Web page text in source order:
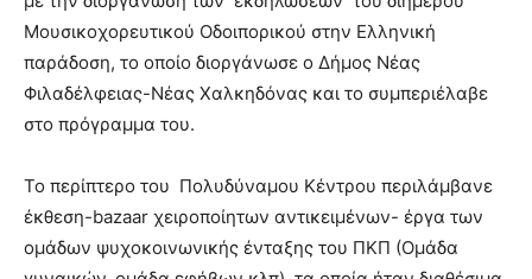
Μουσικοχορευτικού Οδοιπορικού στην Ελληνική
παράδοση, το οποίο διοργάνωσε ο Δήμος Νέας
Φιλαδέλφειας-Νέας Χαλκηδόνας και το συμπεριέλαβε
στο πρόγραμμα του.
Το περίπτερο του Πολυδύναμου Κέντρου περιλάμβανε
έκθεση-bazaar χειροποίητων αντικειμένων- έργα των
ομάδων ψυχοκοινωνικής ένταξης του ΠΚΠ (Ομάδα